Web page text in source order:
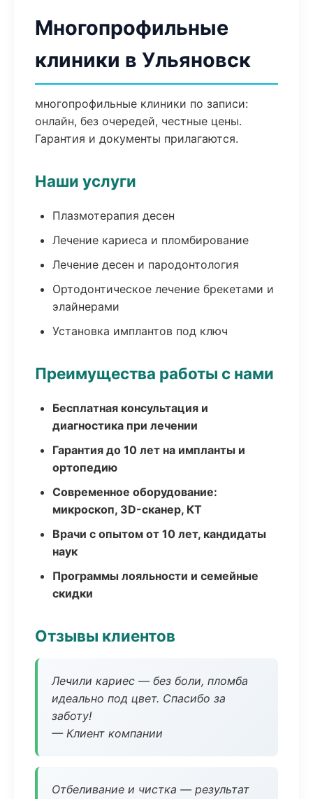
Многопрофильные
клиники в Ульяновск
многопрофильные клиники по записи:
онлайн, без очередей, честные цены.
Гарантия и документы прилагаются.
Наши услуги
Плазмотерапия десен
Лечение кариеса и пломбирование
Лечение десен и пародонтология
Ортодонтическое лечение брекетами и
элайнерами
Установка имплантов под ключ
Преимущества работы с нами
Бесплатная консультация и
диагностика при лечении
Гарантия до 10 лет на импланты и
ортопедию
Современное оборудование:
микроскоп, 3D-сканер, КТ
Врачи с опытом от 10 лет, кандидаты
наук
Программы лояльности и семейные
скидки
Отзывы клиентов
Лечили кариес — без боли, пломба
идеально под цвет. Спасибо за
заботу!
— Клиент компании
Отбеливание и чистка — результат